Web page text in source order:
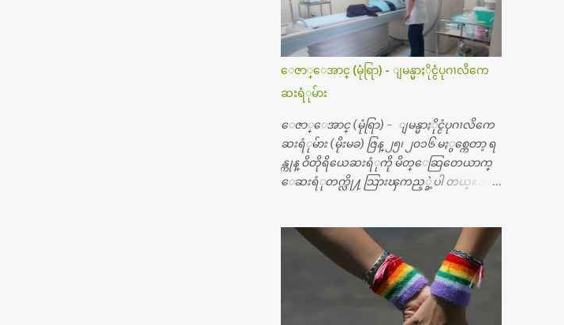
ေဇာ္ေအာင္ (မုံရြာ) - ျမန္မာႏိုင္ငံပုဂၢလိကေ
ဆးရံုမ်ား
ေဇာ္ေအာင္ (မုံရြာ) - ျမန္မာႏိုင္ငံပုဂၢလိကေ
ဆးရံုမ်ား (မိုးမခ) ဇြန္ ၂၅၊ ၂၀၁၆ မႏွစ္ကေတာ့ ရ
န္ကုန္ ဝိတိုရိယေဆးရံုကို မိတ္ေဆြတေယာက္
ေဆးရံုတက္လို႔ သြားၾကည့္ခဲ့ပါ တယ္။ အရ
မ္းသြားလို႔ အရိုးအစားထိုးကုသျခင္း လုပ္ပါ
တယ္။ အရိုးအထူးကု ဆရာဝန္က ဝိတိုရိယေဟာ္တ
ယ္လိုအခန္းမွာ တရက္ က်ပ္ ၃ ေသာင္းနဲ႔ေနေ
စၿပီး၊ အာရွေတာ္ဝင္ခြဲစိတ္ခန္းကို ငွားရမ္းခြဲစိ
တ္ အရိုးအစားထိုးကုပါတယ္။ ေဆးစစ္၊ေဆး